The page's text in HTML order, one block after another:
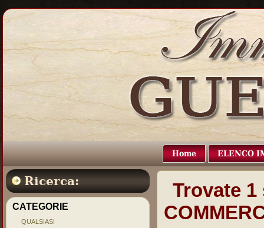
Home ELENCO
Ricerca:
CATEGORIE
QUALSIASI
Trovate 1